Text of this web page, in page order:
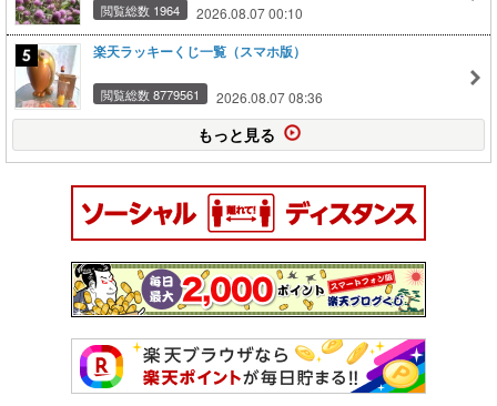
閲覧総数 1964 2026.08.07 00:10
楽天ラッキーくじ一覧（スマホ版）
閲覧総数 8779561 2026.08.07 08:36
もっと見る